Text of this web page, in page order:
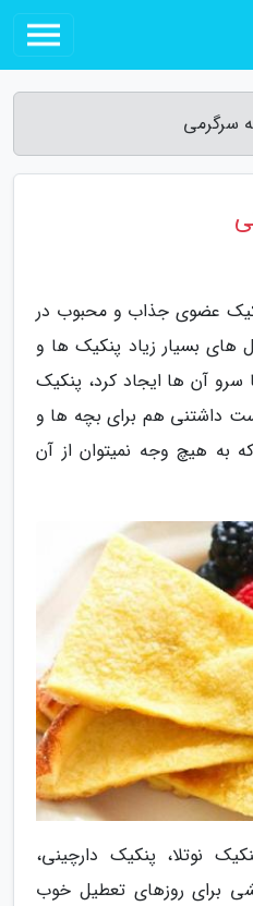
سرگرمی
عضوی جذاب و محبوب در
های بسیار زیاد پنکیک ها و
سرو آن ها ایجاد کرد، پنکیک
داشتنی هم برای بچه ها و
به هیچ وجه نمیتوان از آن
نوتلا، پنکیک دارچینی،
برای روزهای تعطیل خوب